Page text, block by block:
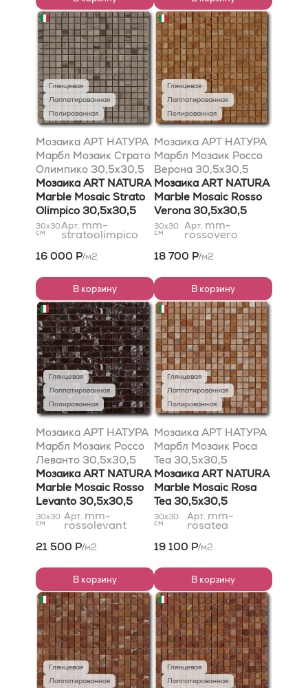
Глянцевая
Лаппатированная
Полированная
Мозаика АРТ НАТУРА
Марбл Мозаик Страто
Олимпико 30,5x30,5
Мозаика ART NATURA
Marble Mosaic Strato
Olimpico 30,5x30,5
30x30
см
Арт. mm-
stratoolimpico
16 000 Р/м2
В корзину
Глянцевая
Лаппатированная
Полированная
Мозаика АРТ НАТУРА
Марбл Мозаик Россо
Верона 30,5x30,5
Мозаика ART NATURA
Marble Mosaic Rosso
Verona 30,5x30,5
30x30
см
Арт. mm-
rossovero
18 700 Р/м2
В корзину
Глянцевая
Лаппатированная
Полированная
Мозаика АРТ НАТУРА
Марбл Мозаик Россо
Леванто 30,5x30,5
Мозаика ART NATURA
Marble Mosaic Rosso
Levanto 30,5x30,5
30x30
см
Арт. mm-
rossolevant
21 500 Р/м2
В корзину
Глянцевая
Лаппатированная
Полированная
Мозаика АРТ НАТУРА
Марбл Мозаик Роса
Теа 30,5x30,5
Мозаика ART NATURA
Marble Mosaic Rosa
Tea 30,5x30,5
30x30
см
Арт. mm-
rosatea
19 100 Р/м2
В корзину
Глянцевая
Лаппатированная
Глянцевая
Лаппатированная